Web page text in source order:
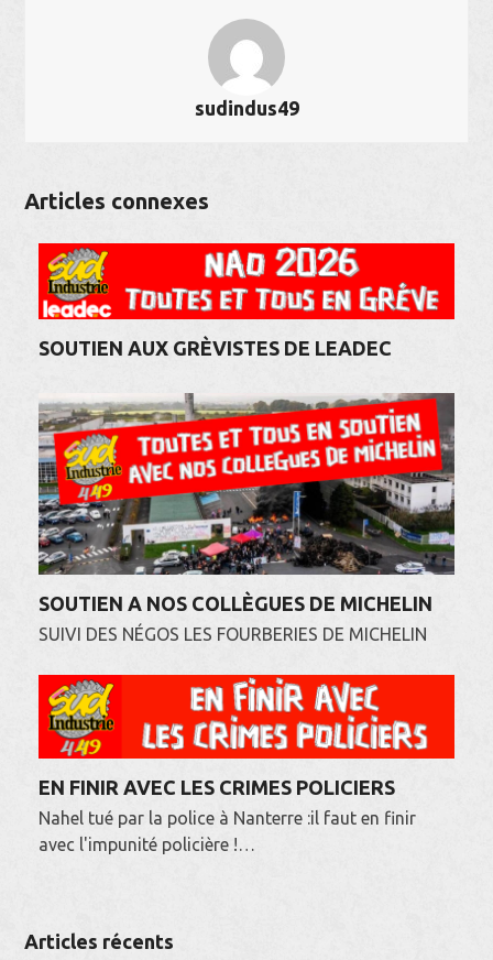
sudindus49
Articles connexes
SOUTIEN AUX GRÈVISTES DE LEADEC
SOUTIEN A NOS COLLÈGUES DE MICHELIN
SUIVI DES NÉGOS LES FOURBERIES DE MICHELIN
EN FINIR AVEC LES CRIMES POLICIERS
Nahel tué par la police à Nanterre :il faut en finir
avec l'impunité policière !…
Articles récents